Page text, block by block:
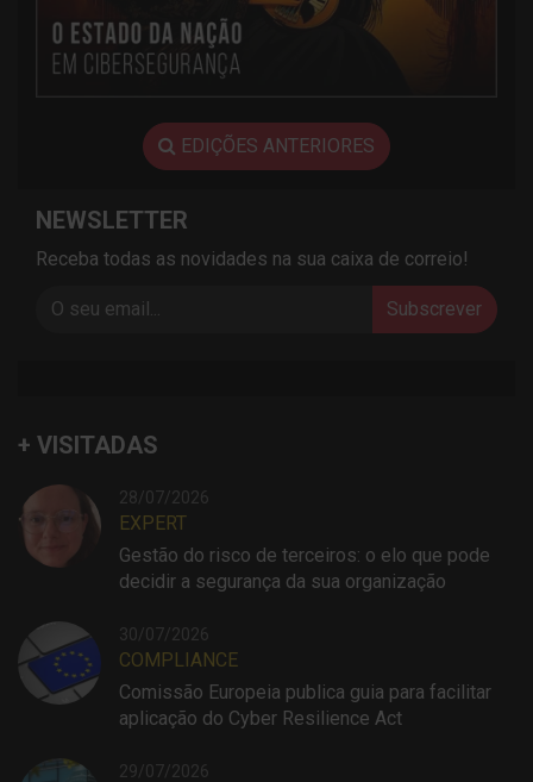
EDIÇÕES ANTERIORES
NEWSLETTER
Receba todas as novidades na sua caixa de correio!
Subscrever
+ VISITADAS
28/07/2026
EXPERT
Gestão do risco de terceiros: o elo que pode
decidir a segurança da sua organização
30/07/2026
COMPLIANCE
Comissão Europeia publica guia para facilitar
aplicação do Cyber Resilience Act
29/07/2026